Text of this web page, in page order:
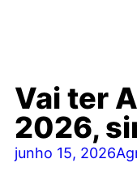
Vai ter
2026,
junho 15, 2026